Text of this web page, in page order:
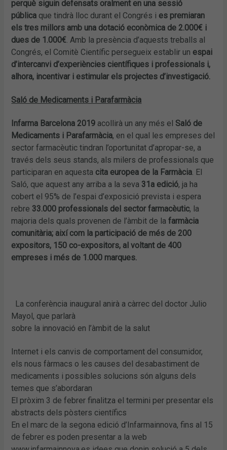
perquè siguin defensats oralment en una sessió
pública que tindrà lloc durant el Congrés i es premiaran
els tres millors amb una dotació econòmica de 2.000€ i
dues de 1.000€. Amb la presència d’aquests treballs al
Congrés, el Comitè Científic persegueix establir un espai
d’intercanvi d’experiències científiques i professionals i,
alhora, incentivar i estimular els projectes d’investigació.
Saló de Medicaments i Parafarmàcia
Infarma Barcelona 2019 acollirà un any més el Saló de
Medicaments i Parafarmàcia, en el qual les empreses del
sector farmacèutic tindran l’oportunitat d’apropar-se, a
través dels seus stands, als milers de professionals que
participaran en aquesta cita europea de la Farmàcia . El
Saló, que aquest any arriba a la seva 31a edició, ja ha
cobert el 95% de l’espai d’exposició prevista i espera
rebre 33.000 professionals del sector farmacèutic, la
majoria dels quals provenen de l’àmbit de lafarmàcia
comunitària; així com la participació de més de 200
expositors, 150 co-expositors, al voltant de 400
empreses i més de 1.000 marques.
La conferència inaugural anirà a càrrec del doctor Julio
Mayol, que parlarà
sobre la innovació en l’àmbit de la salut
Internet i els canvis de comportament del consumidor,
els nous fàrmacs o les causes del desabastiment de
medicaments i possibles solucions són alguns dels
temes que s’abordaran
El pròxim 3 de febrer finalitza el termini per presentar els
abstracts dels pòsters científics
En el marc de la segona edició d’Infarmainnova, fins al 15
de febrer es poden presentar a la web